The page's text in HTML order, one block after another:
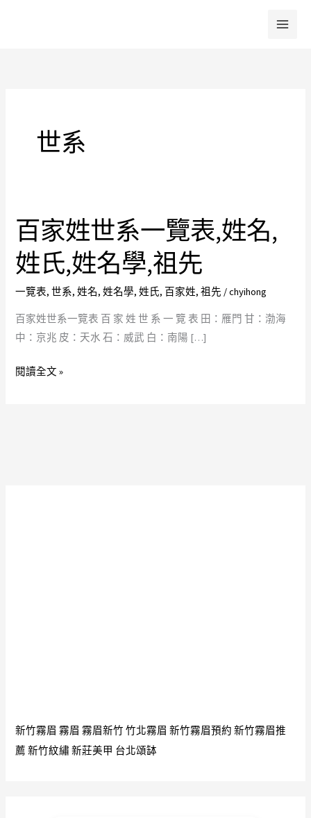
世系
百家姓世系一覽表,姓名,
姓氏,姓名學,祖先
一覽表,世系,姓名,姓名學,姓氏, 百家姓,祖先 /chyihong
百家姓世系一覽表 百 家 姓 世 系 一 覽 表 田：雁門 甘：渤海
中：京兆 皮：天水 石：威武 白：南陽 […]
百
家
姓
一
覽
姓
閱讀全文 »
新竹霧眉 霧眉 霧眉新竹 竹北霧眉 新竹霧眉預約 新竹霧眉推
薦 新竹紋繡 新莊美甲 台北頌缽